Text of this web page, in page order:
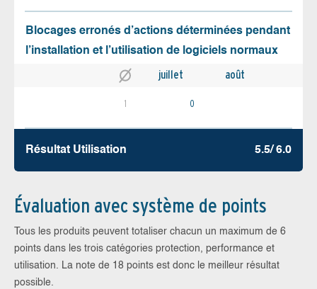
Blocages erronés d’actions déterminées pendant
l’installation et l’utilisation de logiciels normaux
juillet août
1 0
Résultat Utilisation 5.5/ 6.0
Évaluation avec système de points
Tous les produits peuvent totaliser chacun un maximum de 6
points dans les trois catégories protection, performance et
utilisation. La note de 18 points est donc le meilleur résultat
possible.